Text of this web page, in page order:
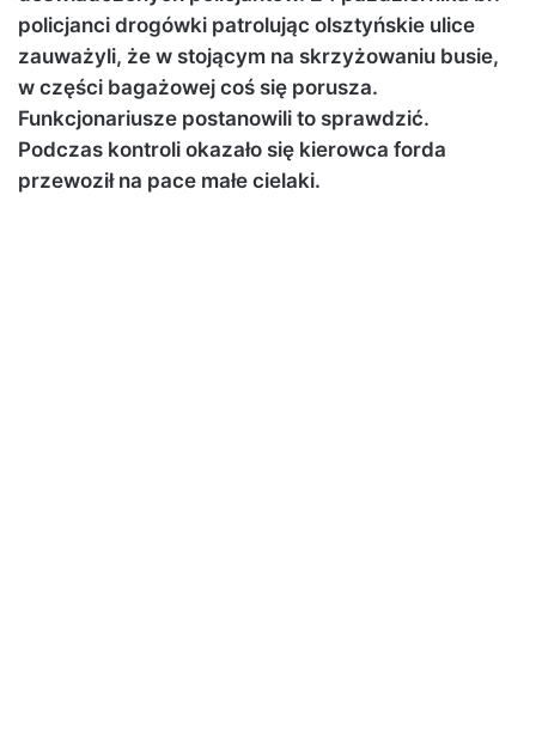
policjanci drogówki patrolując olsztyńskie ulice
zauważyli, że w stojącym na skrzyżowaniu busie,
w części bagażowej coś się porusza.
Funkcjonariusze postanowili to sprawdzić.
Podczas kontroli okazało się kierowca forda
przewoził na pace małe cielaki.